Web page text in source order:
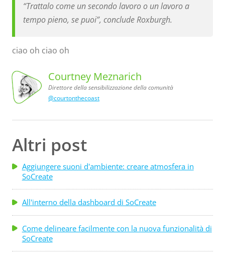
“Trattalo come un secondo lavoro o un lavoro a
tempo pieno, se puoi”, conclude Roxburgh.
ciao oh ciao oh
Courtney
Meznarich,
Direttore
della
sensibilizzazione
della
comunità
Courtney Meznarich
Direttore della sensibilizzazione della comunità
@courtonthecoast
Altri post
Aggiungere suoni d'ambiente: creare atmosfera in
SoCreate
All'interno della dashboard di SoCreate
Come delineare facilmente con la nuova funzionalità di
SoCreate